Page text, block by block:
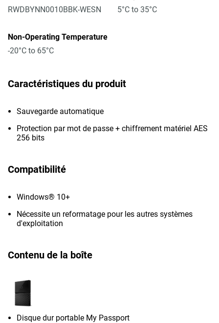
RWDBYNN0010BBK-WESN
5°C to 35°C
Non-Operating Temperature
-20°C to 65°C
Caractéristiques du produit
Sauvegarde automatique
Protection par mot de passe + chiffrement matériel AES
256 bits
Compatibilité
Windows® 10+
Nécessite un reformatage pour les autres systèmes
d'exploitation
Contenu de la boîte
Disque dur portable My Passport